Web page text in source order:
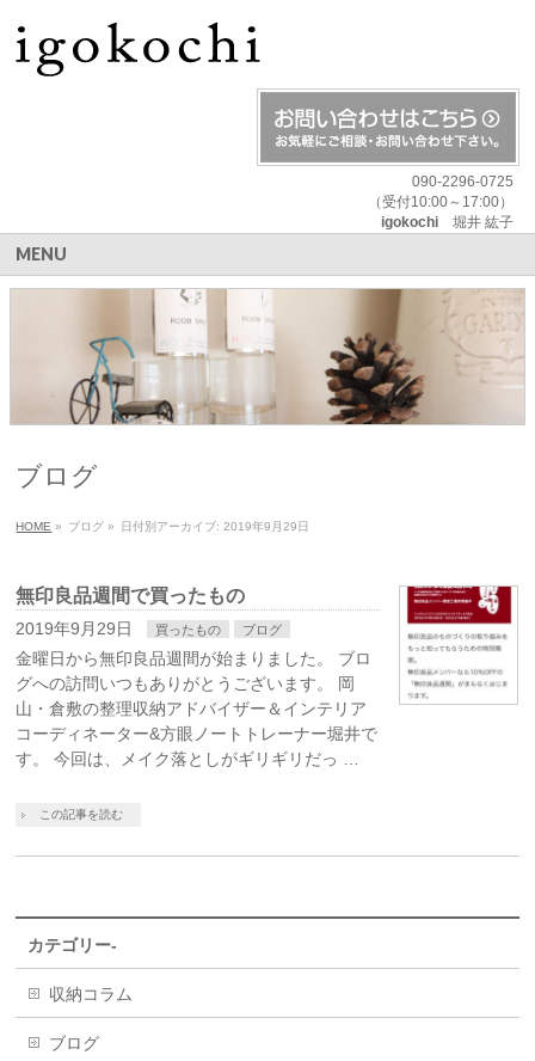
090-2296-0725
（受付10:00～17:00）
igokochi堀井 紘子
MENU
ブログ
HOME » ブログ » 日付別アーカイブ: 2019年9月29日
無印良品週間で買ったもの
2019年9月29日 買ったもの ブログ
金曜日から無印良品週間が始まりました。 ブロ
グへの訪問いつもありがとうございます。 岡
山・倉敷の整理収納アドバイザー＆インテリア
コーディネーター&方眼ノートトレーナー堀井で
す。 今回は、メイク落としがギリギリだっ …
この記事を読む
カテゴリー-
収納コラム
ブログ